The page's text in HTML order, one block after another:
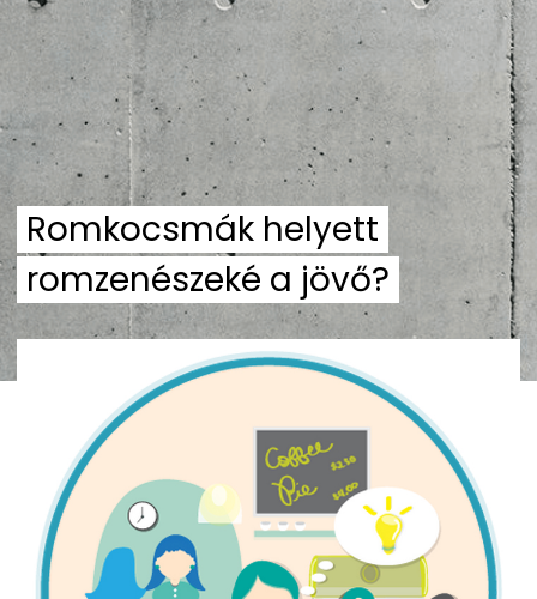
Romkocsmák helyett
romzenészeké a jövő?